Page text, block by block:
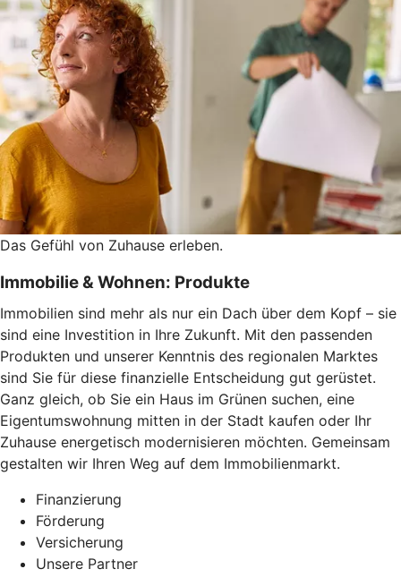
Das Gefühl von Zuhause erleben.
Immobilie & Wohnen: Produkte
Immobilien sind mehr als nur ein Dach über dem Kopf – sie
sind eine Investition in Ihre Zukunft. Mit den passenden
Produkten und unserer Kenntnis des regionalen Marktes
sind Sie für diese finanzielle Entscheidung gut gerüstet.
Ganz gleich, ob Sie ein Haus im Grünen suchen, eine
Eigentumswohnung mitten in der Stadt kaufen oder Ihr
Zuhause energetisch modernisieren möchten. Gemeinsam
gestalten wir Ihren Weg auf dem Immobilienmarkt.
Finanzierung
Förderung
Versicherung
Unsere Partner